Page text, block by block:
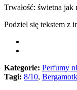
Trwałość: świetna
Podziel się tekstem z
Kategorie: Perfumy
Tagi: 8/10,